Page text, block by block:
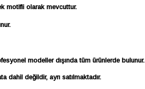
motifli olarak mevcuttur.
modeller dışında tüm ürünlerde bulunur.
dahil değildir, ayrı satılmaktadır.